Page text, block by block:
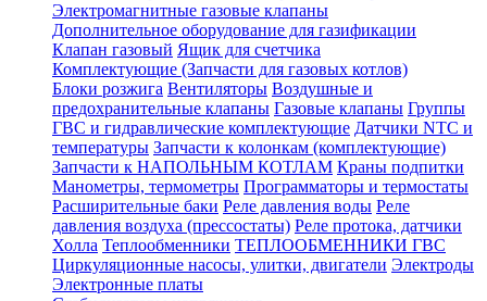
Электромагнитные газовые клапаны
Дополнительное оборудование для газификации
Клапан газовый Ящик для счетчика
Комплектующие (Запчасти для газовых котлов)
Блоки розжига Вентиляторы Воздушные и
предохранительные клапаны Газовые клапаны Группы
ГВС и гидравлические комплектующие Датчики NTC и
температуры Запчасти к колонкам (комплектующие)
Запчасти к НАПОЛЬНЫМ КОТЛАМ Краны подпитки
Манометры, термометры Программаторы и термостаты
Расширительные баки Реле давления воды Реле
давления воздуха (прессостаты) Реле протока, датчики
Холла Теплообменники ТЕПЛООБМЕННИКИ ГВС
Циркуляционные насосы, улитки, двигатели Электроды
Электронные платы